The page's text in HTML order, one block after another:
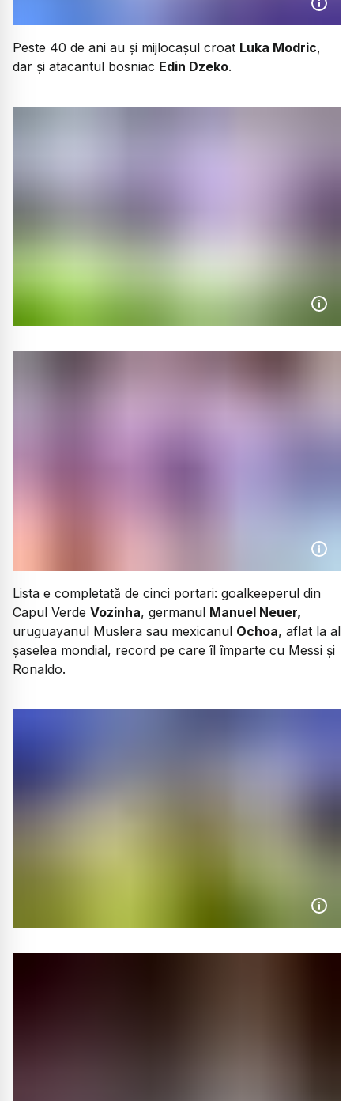
Peste 40 de ani au și mijlocașul croat Luka Modric,
dar și atacantul bosniac Edin Dzeko.
Lista e completată de cinci portari: goalkeeperul din
Capul Verde Vozinha, germanul Manuel Neuer,
uruguayanul Muslera sau mexicanul Ochoa, aflat la al
șaselea mondial, record pe care îl împarte cu Messi și
Ronaldo.